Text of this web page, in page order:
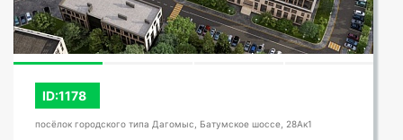
ID:1178
посёлок городского типа Дагомыс, Батумское шоссе, 28Ак1